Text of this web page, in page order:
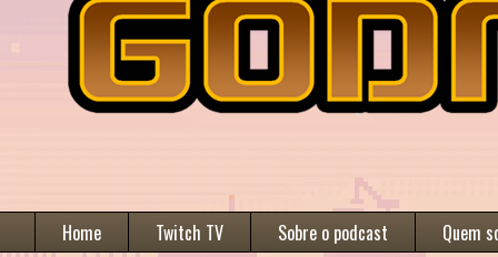
Home Twitch TV Sobre o podcast Quem